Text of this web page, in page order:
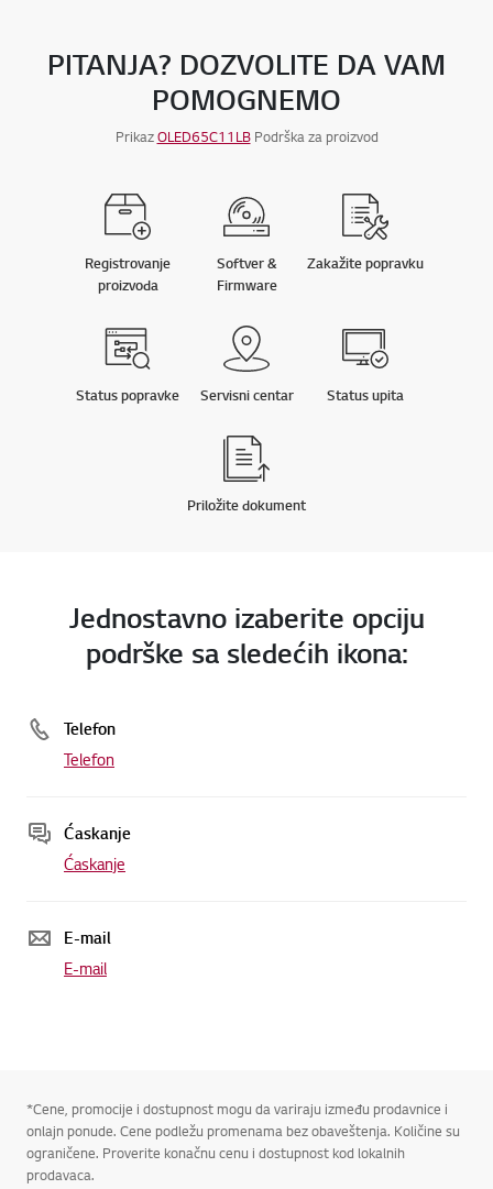
PITANJA? DOZVOLITE DA VAM
POMOGNEMO
PrikazOLED65C11LBPodrška za proizvod
Registrovanje
proizvoda
Softver &
Firmware
Zakažite popravku
Status popravke Servisni centar Status upita
Priložite dokument
Jednostavno izaberite opciju
podrške sa sledećih ikona:
Telefon
Telefon
Ćaskanje
Ćaskanje
E-mail
E-mail
*Cene, promocije i dostupnost mogu da variraju između prodavnice i
onlajn ponude. Cene podležu promenama bez obaveštenja. Količine su
ograničene. Proverite konačnu cenu i dostupnost kod lokalnih
prodavaca.